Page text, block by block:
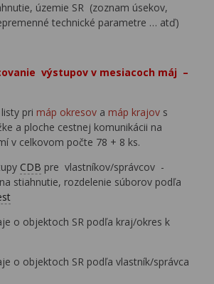
územie SR (zoznam úsekov,
technické parametre … atď)
výstupov v mesiacoch máj –
pri máp okresov a máp krajov s
a ploche cestnej komunikácii na
v celkovom počte 78 + 8 ks.
CDB pre vlastníkov/správcov -
stiahnutie, rozdelenie súborov podľa
o objektoch SR podľa kraj/okres k
o objektoch SR podľa vlastník/správca